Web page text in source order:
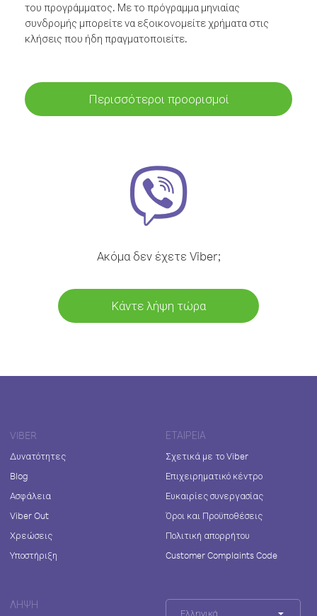
του προγράμματος. Με το πρόγραμμα μηνιαίας
συνδρομής μπορείτε να εξοικονομείτε χρήματα στις
κλήσεις που ήδη πραγματοποιείτε.
Περισσότεροι προορισμοί
Ακόμα δεν έχετε Viber;
Κάντε λήψη τώρα
VIBER
Δυνατότητες
Blog
Ασφάλεια
Viber Out
Χρεώσεις
Υποστήριξη
ΕΤΑΙΡΕΊΑ
Σχετικά με το Viber
Επιχειρηματικό κέντρο
Ευκαιρίες συνεργασίας
Όροι και Προϋποθέσεις
Πολιτική απορρήτου
Customer Complaints Code
ΛΉΨΗ
Ελληνικά